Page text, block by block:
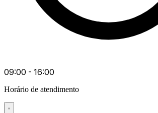
09:00 - 16:00
Horário de atendimento